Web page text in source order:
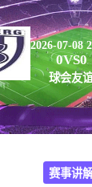
2026-07-08
0VS0
球会友
赛事讲